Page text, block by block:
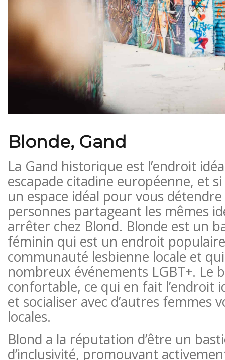
Blonde, Gand
La Gand historique est l’endroit
escapade citadine européenne, et
un espace idéal pour vous
personnes partageant les mêmes
arrêter chez Blond. Blonde est un
féminin qui est un endroit
communauté lesbienne locale et
nombreux événements LGBT+. Le
confortable, ce qui en fait l’endroit
et socialiser avec d’autres femmes
locales.
Blond a la réputation d’être un
d’inclusivité, promouvant